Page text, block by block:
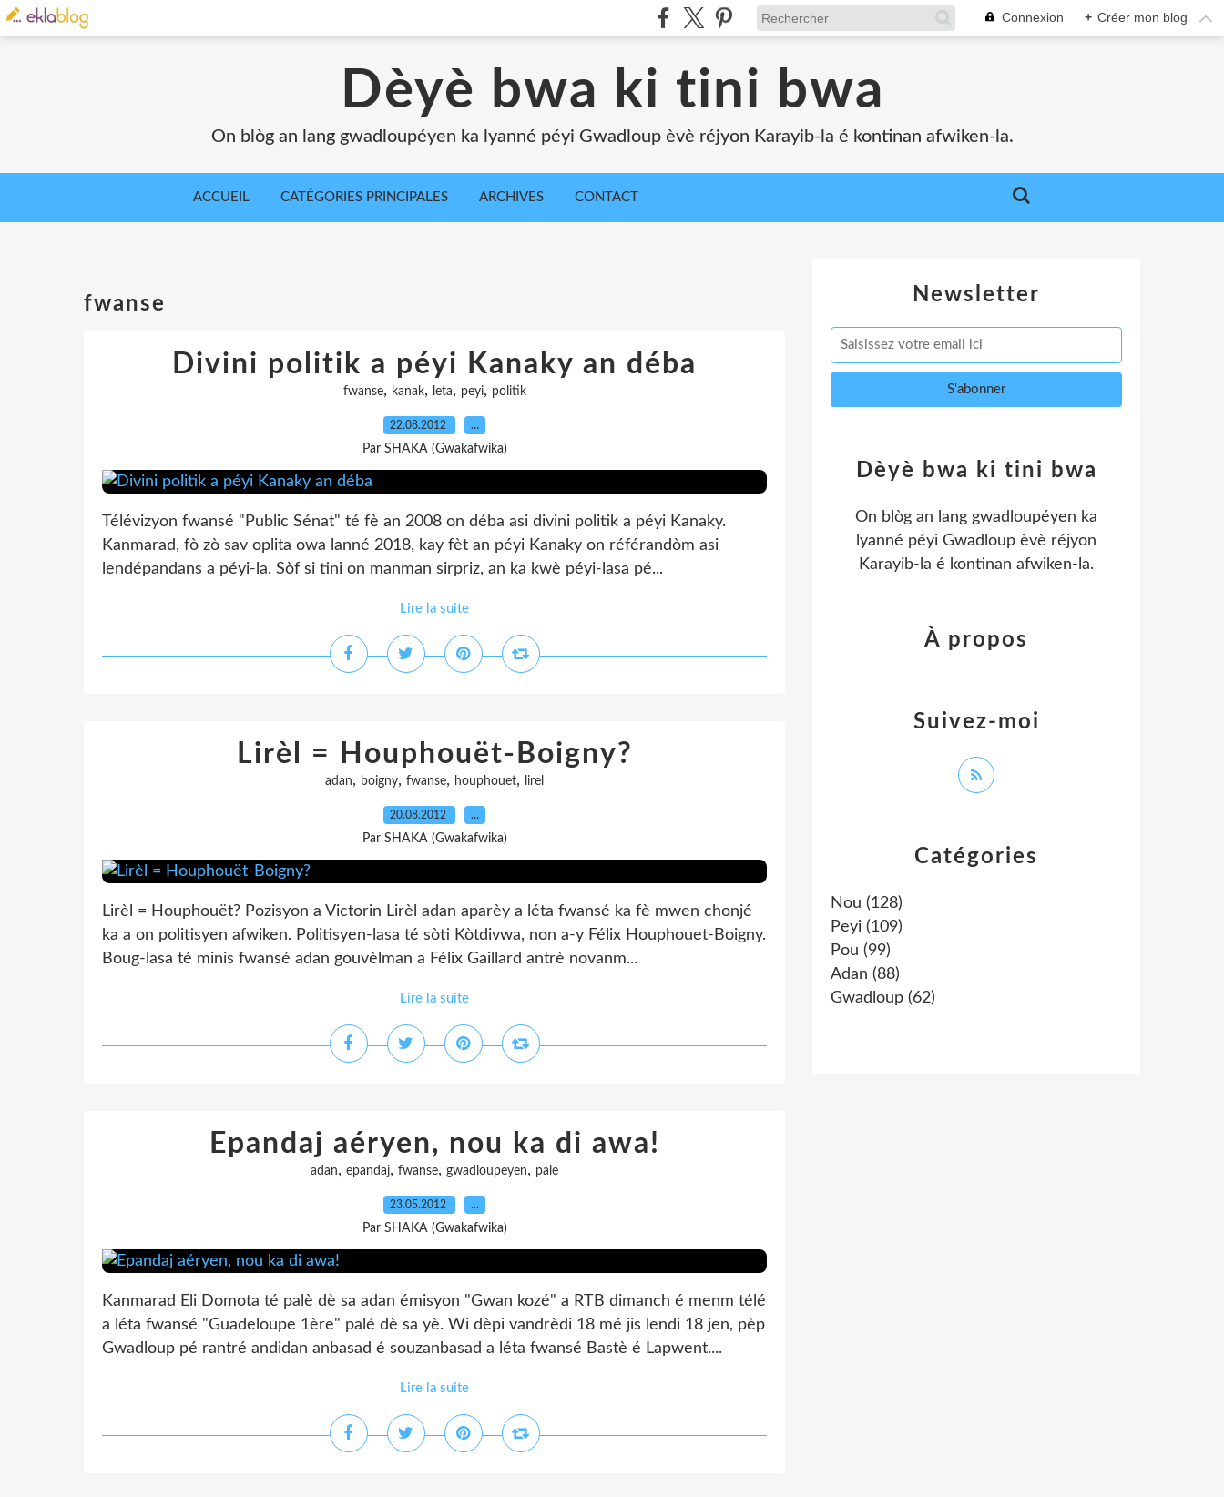
Connexion + Créer mon blog
Dèyè bwa ki tini bwa
On blòg an lang gwadloupéyen ka lyanné péyi Gwadloup èvè réjyon Karayib-la é kontinan afwiken-la.
ACCUEIL CATÉGORIES PRINCIPALES ARCHIVES CONTACT
fwanse
Divini politik a péyi Kanaky an déba
fwanse, kanak, leta, peyi, politik
22.08.2012 …
Par SHAKA (Gwakafwika)
Télévizyon fwansé "Public Sénat" té fè an 2008 on déba asi divini politik a péyi Kanaky.
Kanmarad, fò zò sav oplita owa lanné 2018, kay fèt an péyi Kanaky on référandòm asi
lendépandans a péyi-la. Sòf si tini on manman sirpriz, an ka kwè péyi-lasa pé...
Lire la suite
Lirèl = Houphouët-Boigny?
adan, boigny, fwanse, houphouet, lirel
20.08.2012 …
Par SHAKA (Gwakafwika)
Lirèl = Houphouët? Pozisyon a Victorin Lirèl adan aparèy a léta fwansé ka fè mwen chonjé
ka a on politisyen afwiken. Politisyen-lasa té sòti Kòtdivwa, non a-y Félix Houphouet-Boigny.
Boug-lasa té minis fwansé adan gouvèlman a Félix Gaillard antrè novanm...
Lire la suite
Epandaj aéryen, nou ka di awa!
adan, epandaj, fwanse, gwadloupeyen, pale
23.05.2012 …
Par SHAKA (Gwakafwika)
Kanmarad Eli Domota té palè dè sa adan émisyon "Gwan kozé" a RTB dimanch é menm télé
a léta fwansé "Guadeloupe 1ère" palé dè sa yè. Wi dèpi vandrèdi 18 mé jis lendi 18 jen, pèp
Gwadloup pé rantré andidan anbasad é souzanbasad a léta fwansé Bastè é Lapwent....
Lire la suite
Newsletter
Catégories
Nou (128)
Peyi (109)
Pou (99)
Adan (88)
Gwadloup (62)
Dèyè bwa ki tini bwa
On blòg an lang gwadloupéyen ka
lyanné péyi Gwadloup èvè réjyon
Karayib-la é kontinan afwiken-la.
Suivez-moi
À propos